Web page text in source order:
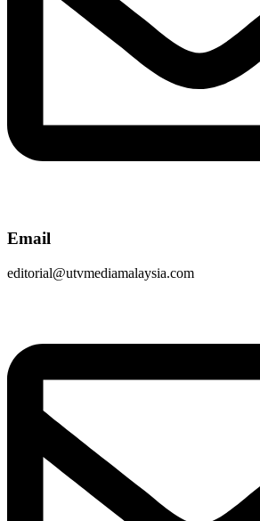
Email
editorial@utvmediamalaysia.com